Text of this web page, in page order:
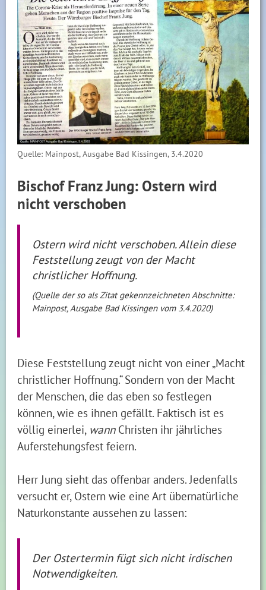
Quelle: Mainpost, Ausgabe Bad Kissingen, 3.4.2020
Bischof Franz Jung: Ostern wird
nicht verschoben
Ostern wird nicht verschoben. Allein diese
Feststellung zeugt von der Macht
christlicher Hoffnung.
(Quelle der so als Zitat gekennzeichneten Abschnitte:
Mainpost, Ausgabe Bad Kissingen vom 3.4.2020)
Diese Feststellung zeugt nicht von einer „Macht
christlicher Hoffnung.“ Sondern von der Macht
der Menschen, die das eben so festlegen
können, wie es ihnen gefällt. Faktisch ist es
völlig einerlei, wannChristen ihr jährliches
Auferstehungsfest feiern.
Herr Jung sieht das offenbar anders. Jedenfalls
versucht er, Ostern wie eine Art übernatürliche
Naturkonstante aussehen zu lassen:
Der Ostertermin fügt sich nicht irdischen
Notwendigkeiten.